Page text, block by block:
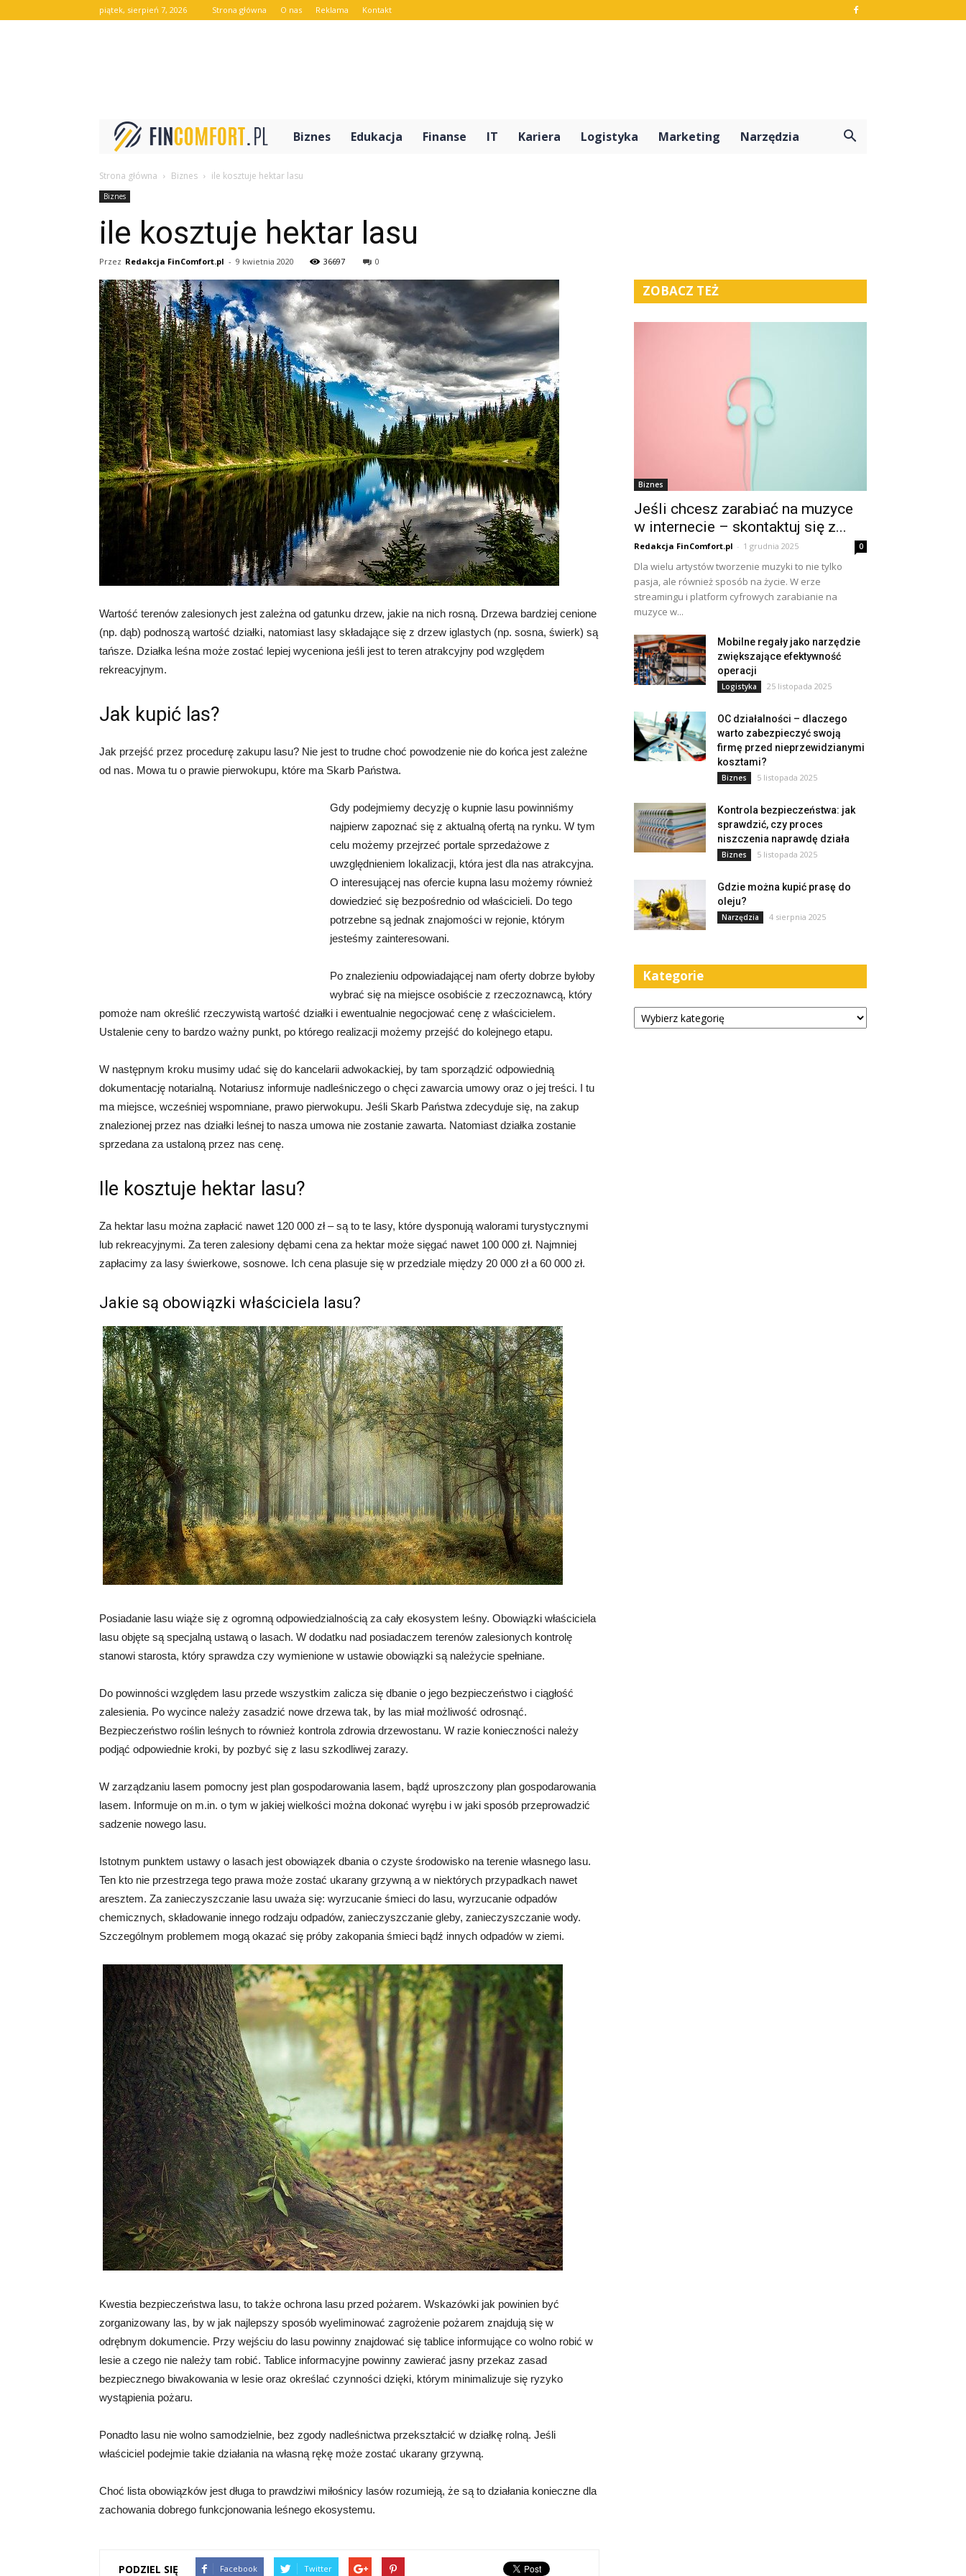
piątek, sierpień 7, 2026 Strona główna O nas Reklama Kontakt
FinComfort.pl
Biznes Edukacja Finanse IT Kariera Logistyka Marketing Narzędzia
Strona główna Biznes ile kosztuje hektar lasu
Biznes
ile kosztuje hektar lasu
Przez Redakcja FinComfort.pl - 9 kwietnia 2020 36697 0
Wartość terenów zalesionych jest zależna od gatunku drzew, jakie na nich rosną. Drzewa bardziej cenione
(np. dąb) podnoszą wartość działki, natomiast lasy składające się z drzew iglastych (np. sosna, świerk) są
tańsze. Działka leśna może zostać lepiej wyceniona jeśli jest to teren atrakcyjny pod względem
rekreacyjnym.
Jak kupić las?
Jak przejść przez procedurę zakupu lasu? Nie jest to trudne choć powodzenie nie do końca jest zależne
od nas. Mowa tu o prawie pierwokupu, które ma Skarb Państwa.
Gdy podejmiemy decyzję o kupnie lasu powinniśmy
najpierw zapoznać się z aktualną ofertą na rynku. W tym
celu możemy przejrzeć portale sprzedażowe z
uwzględnieniem lokalizacji, która jest dla nas atrakcyjna.
O interesującej nas ofercie kupna lasu możemy również
dowiedzieć się bezpośrednio od właścicieli. Do tego
potrzebne są jednak znajomości w rejonie, którym
jesteśmy zainteresowani.
Po znalezieniu odpowiadającej nam oferty dobrze byłoby
wybrać się na miejsce osobiście z rzeczoznawcą, który
pomoże nam określić rzeczywistą wartość działki i ewentualnie negocjować cenę z właścicielem.
Ustalenie ceny to bardzo ważny punkt, po którego realizacji możemy przejść do kolejnego etapu.
W następnym kroku musimy udać się do kancelarii adwokackiej, by tam sporządzić odpowiednią
dokumentację notarialną. Notariusz informuje nadleśniczego o chęci zawarcia umowy oraz o jej treści. I tu
ma miejsce, wcześniej wspomniane, prawo pierwokupu. Jeśli Skarb Państwa zdecyduje się, na zakup
znalezionej przez nas działki leśnej to nasza umowa nie zostanie zawarta. Natomiast działka zostanie
sprzedana za ustaloną przez nas cenę.
Ile kosztuje hektar lasu?
Za hektar lasu można zapłacić nawet 120 000 zł – są to te lasy, które dysponują walorami turystycznymi
lub rekreacyjnymi. Za teren zalesiony dębami cena za hektar może sięgać nawet 100 000 zł. Najmniej
zapłacimy za lasy świerkowe, sosnowe. Ich cena plasuje się w przedziale między 20 000 zł a 60 000 zł.
Jakie są obowiązki właściciela lasu?
Posiadanie lasu wiąże się z ogromną odpowiedzialnością za cały ekosystem leśny. Obowiązki właściciela
lasu objęte są specjalną ustawą o lasach. W dodatku nad posiadaczem terenów zalesionych kontrolę
stanowi starosta, który sprawdza czy wymienione w ustawie obowiązki są należycie spełniane.
Do powinności względem lasu przede wszystkim zalicza się dbanie o jego bezpieczeństwo i ciągłość
zalesienia. Po wycince należy zasadzić nowe drzewa tak, by las miał możliwość odrosnąć.
Bezpieczeństwo roślin leśnych to również kontrola zdrowia drzewostanu. W razie konieczności należy
podjąć odpowiednie kroki, by pozbyć się z lasu szkodliwej zarazy.
W zarządzaniu lasem pomocny jest plan gospodarowania lasem, bądź uproszczony plan gospodarowania
lasem. Informuje on m.in. o tym w jakiej wielkości można dokonać wyrębu i w jaki sposób przeprowadzić
sadzenie nowego lasu.
Istotnym punktem ustawy o lasach jest obowiązek dbania o czyste środowisko na terenie własnego lasu.
Ten kto nie przestrzega tego prawa może zostać ukarany grzywną a w niektórych przypadkach nawet
aresztem. Za zanieczyszczanie lasu uważa się: wyrzucanie śmieci do lasu, wyrzucanie odpadów
chemicznych, składowanie innego rodzaju odpadów, zanieczyszczanie gleby, zanieczyszczanie wody.
Szczególnym problemem mogą okazać się próby zakopania śmieci bądź innych odpadów w ziemi.
Kwestia bezpieczeństwa lasu, to także ochrona lasu przed pożarem. Wskazówki jak powinien być
zorganizowany las, by w jak najlepszy sposób wyeliminować zagrożenie pożarem znajdują się w
odrębnym dokumencie. Przy wejściu do lasu powinny znajdować się tablice informujące co wolno robić w
lesie a czego nie należy tam robić. Tablice informacyjne powinny zawierać jasny przekaz zasad
bezpiecznego biwakowania w lesie oraz określać czynności dzięki, którym minimalizuje się ryzyko
wystąpienia pożaru.
Ponadto lasu nie wolno samodzielnie, bez zgody nadleśnictwa przekształcić w działkę rolną. Jeśli
właściciel podejmie takie działania na własną rękę może zostać ukarany grzywną.
Choć lista obowiązków jest długa to prawdziwi miłośnicy lasów rozumieją, że są to działania konieczne dla
zachowania dobrego funkcjonowania leśnego ekosystemu.
PODZIEL SIĘ Facebook Twitter
ZOBACZ TEŻ
Biznes
Jeśli chcesz zarabiać na muzyce
w internecie – skontaktuj się z...
Redakcja FinComfort.pl - 1 grudnia 2025 0
Dla wielu artystów tworzenie muzyki to nie tylko
pasja, ale również sposób na życie. W erze
streamingu i platform cyfrowych zarabianie na
muzyce w...
Mobilne regały jako narzędzie
zwiększające efektywność
operacji
Logistyka 25 listopada 2025
OC działalności – dlaczego
warto zabezpieczyć swoją
firmę przed nieprzewidzianymi
kosztami?
Biznes 5 listopada 2025
Kontrola bezpieczeństwa: jak
sprawdzić, czy proces
niszczenia naprawdę działa
Biznes 5 listopada 2025
Gdzie można kupić prasę do
oleju?
Narzędzia 4 sierpnia 2025
Kategorie
Kategorie